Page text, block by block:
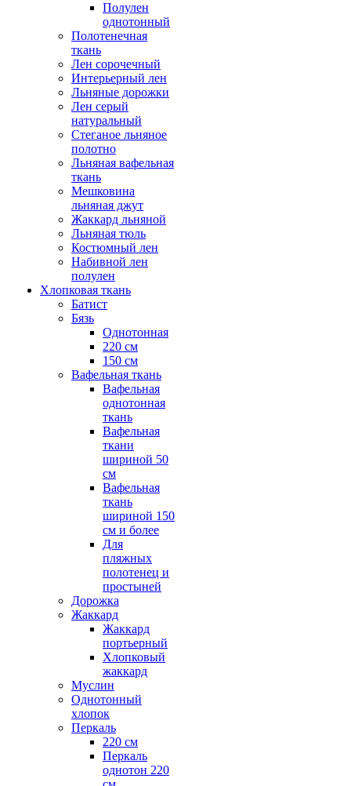
Полулен
однотонный
Полотенечная
ткань
Лен сорочечный
Интерьерный лен
Льняные дорожки
Лен серый
натуральный
Стеганое льняное
полотно
Льняная вафельная
ткань
Мешковина
льняная джут
Жаккард льняной
Льняная тюль
Костюмный лен
Набивной лен
полулен
Хлопковая ткань
Батист
Бязь
Однотонная
220 см
150 см
Вафельная ткань
Вафельная
однотонная
ткань
Вафельная
ткани
шириной 50
см
Вафельная
ткань
шириной 150
см и более
Для
пляжных
полотенец и
простыней
Дорожка
Жаккард
Жаккард
портьерный
Хлопковый
жаккард
Муслин
Однотонный
хлопок
Перкаль
220 см
Перкаль
однотон 220